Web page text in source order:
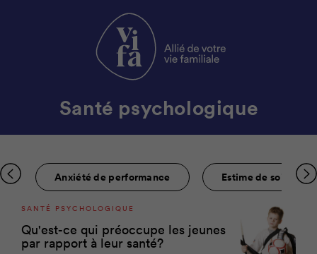
Santé psychologique
Anxiété de performance Estime de soi
SANTÉ PSYCHOLOGIQUE
Qu'est-ce qui préoccupe les jeunes
par rapport à leur santé?